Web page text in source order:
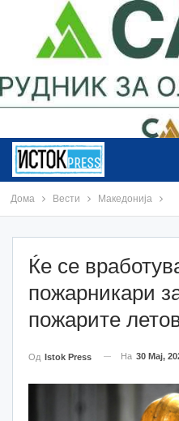
Дома Вести Македонија
Ќе се
пожарникари
пожарите
Од Istok Press На 30 Мај,